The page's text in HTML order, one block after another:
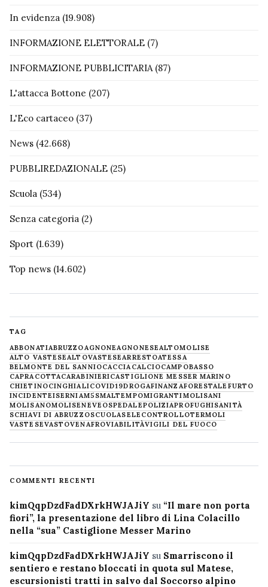
In evidenza (19.908)
INFORMAZIONE ELETTORALE (7)
INFORMAZIONE PUBBLICITARIA (87)
L'attacca Bottone (207)
L'Eco cartaceo (37)
News (42.668)
PUBBLIREDAZIONALE (25)
Scuola (534)
Senza categoria (2)
Sport (1.639)
Top news (14.602)
TAG
ABBONATIABRUZZOAGNONEAGNONESEALTOMOLISE
ALTO VASTESEALTOVASTESEARRESTOATESSA
BELMONTE DEL SANNIOCACCIA CALCIOCAMPOBASSO
CAPRACOTTACARABINIERICASTIGLIONE MESSER MARINO
CHIETINOCINGHIALICOVID19DROGAFINANZAFORESTALE FURTO
INCIDENTEISERNIAM5SMALTEMPOMIGRANTIMOLISANI
MOLISANOMOLISENEVE OSPEDALEPOLIZIAPROFUGHISANITÀ
SCHIAVI DI ABRUZZOSCUOLASELECONTROLLOTERMOLI
VASTESEVASTOVENAFROVIABILITÀVIGILI DEL FUOCO
COMMENTI RECENTI
kimQqpDzdFadDXrkHWJAJiY su “Il mare non porta
fiori”, la presentazione del libro di Lina Colacillo
nella “sua” Castiglione Messer Marino
kimQqpDzdFadDXrkHWJAJiY su Smarriscono il
sentiero e restano bloccati in quota sul Matese,
escursionisti tratti in salvo dal Soccorso alpino